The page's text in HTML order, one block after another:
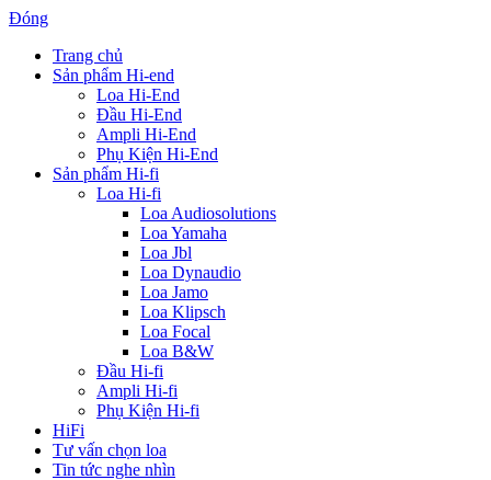
Đóng
Trang chủ
Sản phẩm Hi-end
Loa Hi-End
Đầu Hi-End
Ampli Hi-End
Phụ Kiện Hi-End
Sản phẩm Hi-fi
Loa Hi-fi
Loa Audiosolutions
Loa Yamaha
Loa Jbl
Loa Dynaudio
Loa Jamo
Loa Klipsch
Loa Focal
Loa B&W
Đầu Hi-fi
Ampli Hi-fi
Phụ Kiện Hi-fi
HiFi
Tư vấn chọn loa
Tin tức nghe nhìn